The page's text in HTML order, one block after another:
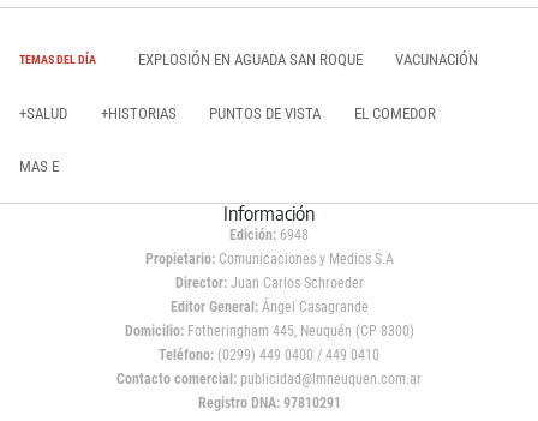
TEMAS DEL DÍA EXPLOSIÓN EN AGUADA SAN ROQUE VACUNACIÓN
+SALUD +HISTORIAS PUNTOS DE VISTA EL COMEDOR
MAS E
Información
Edición: 6948
Propietario:Comunicaciones y Medios S.A
Director: Juan Carlos Schroeder
Editor General:Ángel Casagrande
Domicilio:Fotheringham 445, Neuquén (CP 8300)
Teléfono: (0299) 449 0400 / 449 0410
Contacto comercial: publicidad@lmneuquen.com.ar
Registro DNA: 97810291